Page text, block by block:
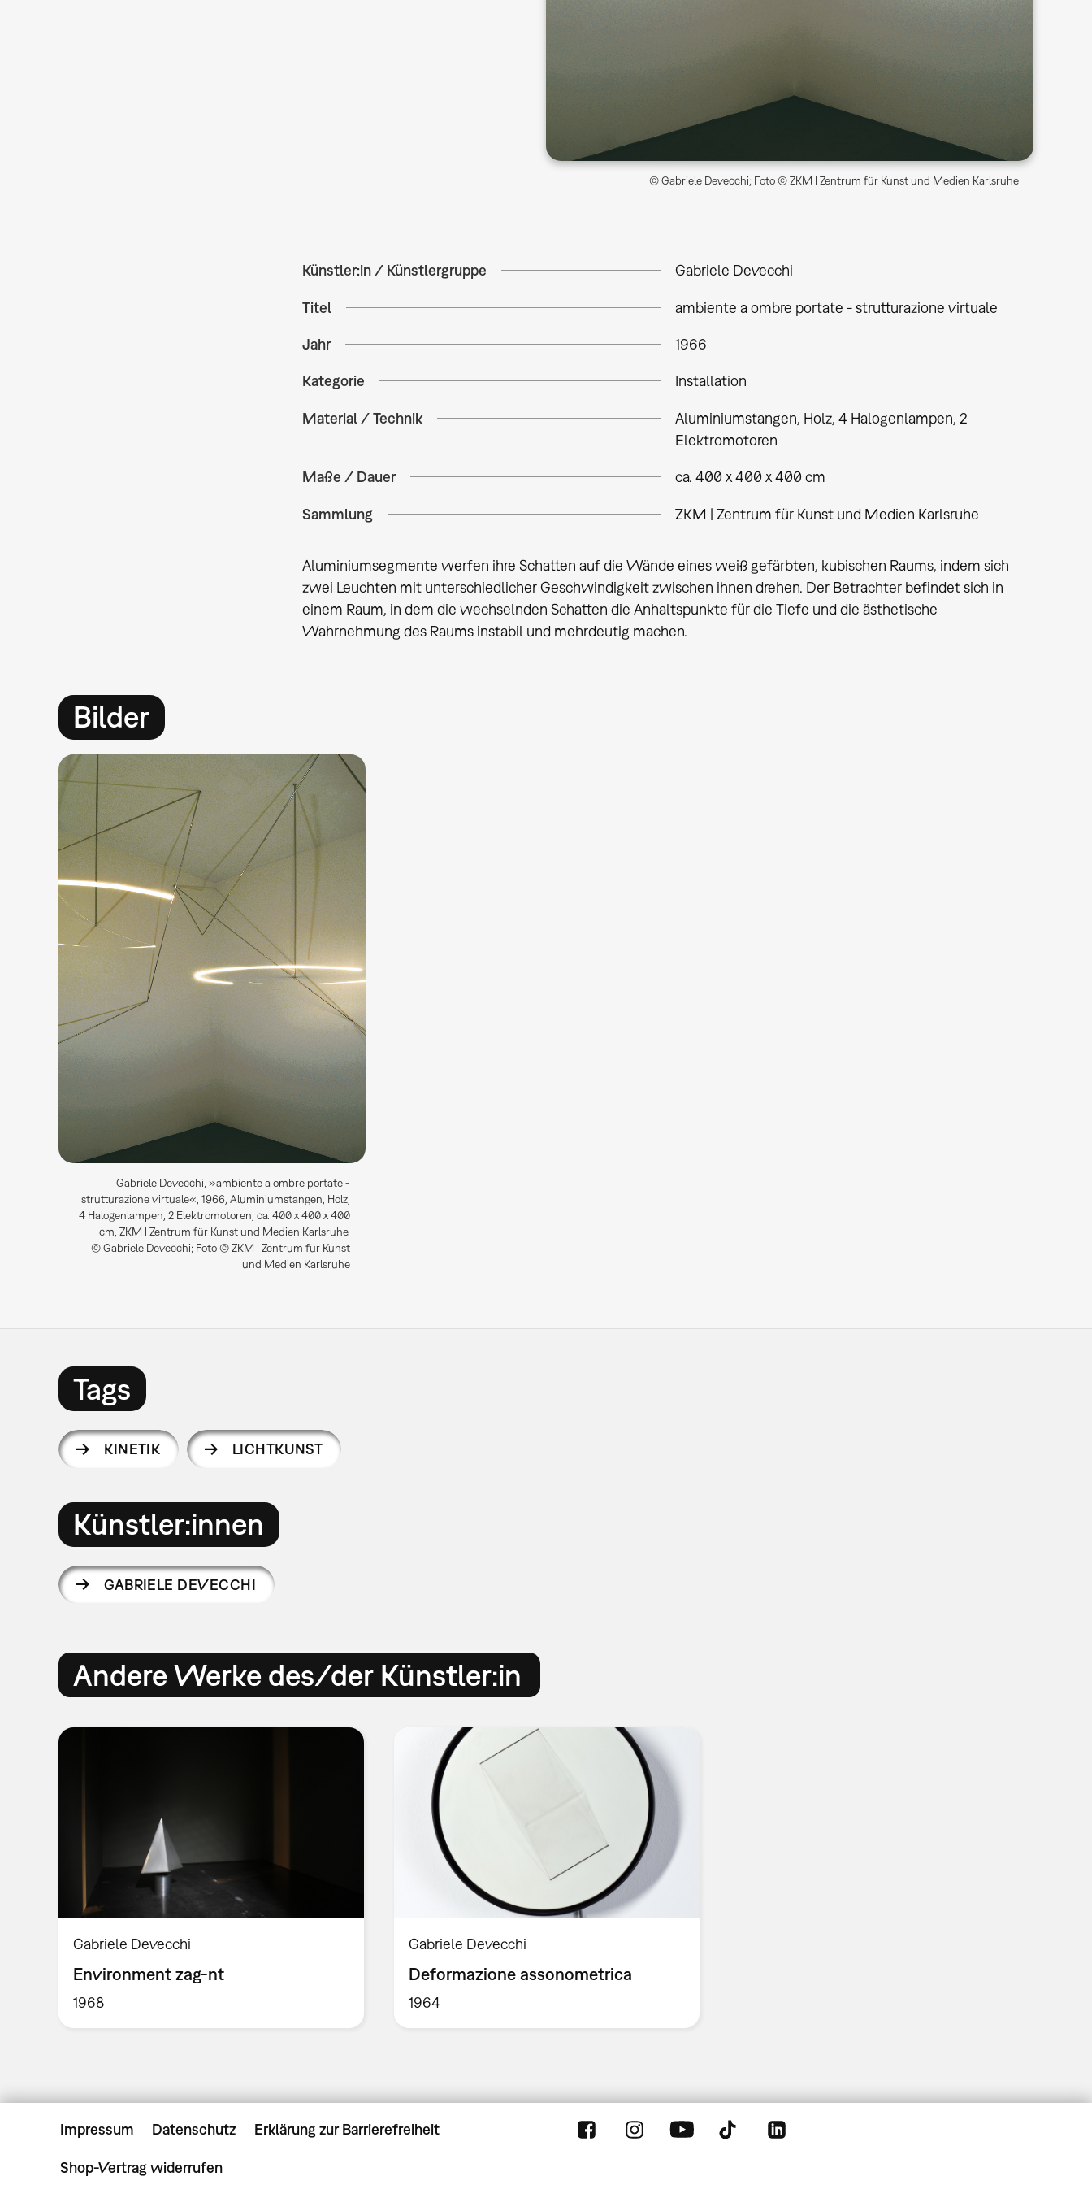
© Gabriele Devecchi; Foto © ZKM | Zentrum für Kunst und Medien Karlsruhe
Künstler:in / Künstlergruppe Gabriele Devecchi
Titel ambiente a ombre portate - strutturazione virtuale
Jahr 1966
Kategorie Installation
Material / Technik
Aluminiumstangen, Holz, 4 Halogenlampen, 2
Elektromotoren
Maße / Dauer ca. 400 x 400 x 400 cm
Sammlung ZKM | Zentrum für Kunst und Medien Karlsruhe
Aluminiumsegmente werfen ihre Schatten auf die Wände eines weiß gefärbten, kubischen Raums, indem sich
zwei Leuchten mit unterschiedlicher Geschwindigkeit zwischen ihnen drehen. Der Betrachter befindet sich in
einem Raum, in dem die wechselnden Schatten die Anhaltspunkte für die Tiefe und die ästhetische
Wahrnehmung des Raums instabil und mehrdeutig machen.
Bilder
Gabriele Devecchi, »ambiente a ombre portate -
strutturazione virtuale«, 1966, Aluminiumstangen, Holz,
4 Halogenlampen, 2 Elektromotoren, ca. 400 x 400 x 400
cm, ZKM | Zentrum für Kunst und Medien Karlsruhe.
© Gabriele Devecchi; Foto © ZKM | Zentrum für Kunst
und Medien Karlsruhe
Tags
KINETIK LICHTKUNST
Künstler:innen
GABRIELE DEVECCHI
Andere Werke des/der Künstler:in
Gabriele Devecchi
Environment zag-nt
1968
Gabriele Devecchi
Deformazione assonometrica
1964
Impressum Datenschutz Erklärung zur Barrierefreiheit
Shop-Vertrag widerrufen